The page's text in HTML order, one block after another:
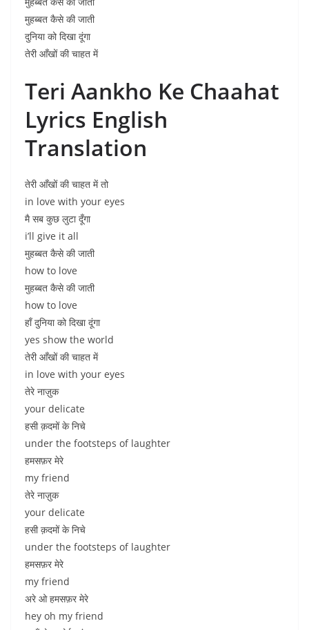
मुहब्बत कैसे की जाती
दुनिया को दिखा दूंगा
तेरी आँखों की चाहत में
Teri Aankho Ke Chaahat
Lyrics English
Translation
तेरी आँखों की चाहत में तो
in love with your eyes
मै सब कुछ लुटा दूँगा
i’ll give it all
मुहब्बत कैसे की जाती
how to love
मुहब्बत कैसे की जाती
how to love
हाँ दुनिया को दिखा दूंगा
yes show the world
तेरी आँखों की चाहत में
in love with your eyes
तेरे नाज़ुक
your delicate
हसी क़दमों के निचे
under the footsteps of laughter
हमसफ़र मेरे
my friend
तेरे नाज़ुक
your delicate
हसी क़दमों के निचे
under the footsteps of laughter
हमसफ़र मेरे
my friend
अरे ओ हमसफ़र मेरे
hey oh my friend